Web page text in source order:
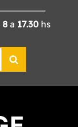
8a 17.30hs